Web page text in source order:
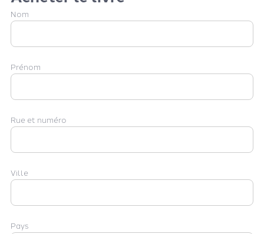
Nom
Prénom
Rue et numéro
Ville
Pays